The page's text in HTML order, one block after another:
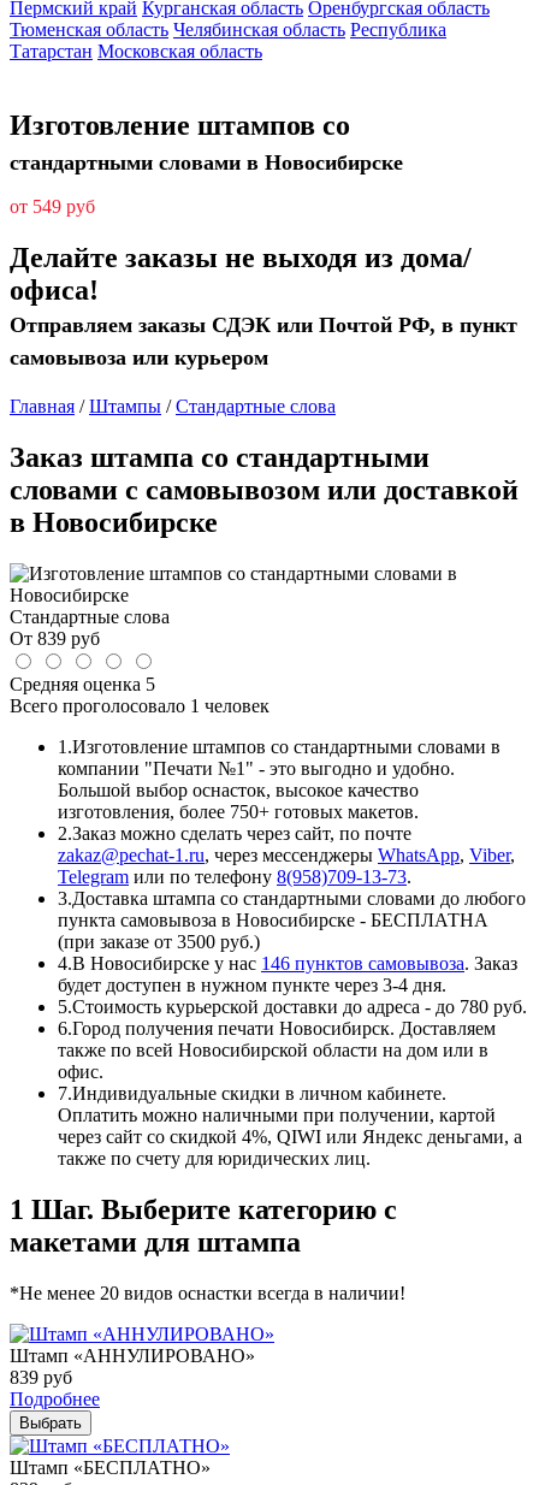
Пермский край Курганская область Оренбургская область
Тюменская область Челябинская область Республика
Татарстан Московская область
Изготовление штампов со
стандартными словами в Новосибирске
от 549 руб
Делайте заказы не выходя из дома/
офиса!
Отправляем заказы СДЭК или Почтой РФ, в пункт
самовывоза или курьером
Главная /Штампы /Стандартные слова
Заказ штампа со стандартными
словами с самовывозом или доставкой
в Новосибирске
Стандартные слова
От 839 руб
Средняя оценка 5
Всего проголосовало 1 человек
1.Изготовление штампов со стандартными словами в
компании "Печати №1" - это выгодно и удобно.
Большой выбор оснасток, высокое качество
изготовления, более 750+ готовых макетов.
2.Заказ можно сделать через сайт, по почте
zakaz@pechat-1.ru, через мессенджеры WhatsApp, Viber,
Telegram или по телефону 8(958)709-13-73.
3.Доставка штампа со стандартными словами до любого
пункта самовывоза в Новосибирске - БЕСПЛАТНА
(при заказе от 3500 руб.)
4.В Новосибирске у нас 146 пунктов самовывоза. Заказ
будет доступен в нужном пункте через 3-4 дня.
5.Стоимость курьерской доставки до адреса - до 780 руб.
6.Город получения печати Новосибирск. Доставляем
также по всей Новосибирской области на дом или в
офис.
7.Индивидуальные скидки в личном кабинете.
Оплатить можно наличными при получении, картой
через сайт со скидкой 4%, QIWI или Яндекс деньгами, а
также по счету для юридических лиц.
1 Шаг. Выберите категорию с
макетами для штампа
*Не менее 20 видов оснастки всегда в наличии!
Штамп «АННУЛИРОВАНО»
839 руб
Подробнее
Выбрать
Штамп «БЕСПЛАТНО»